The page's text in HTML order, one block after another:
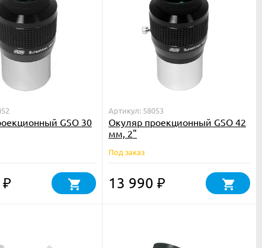
GSO 30
₽
Артикул: 58053
Окуляр проекционный GSO 42
мм, 2"
Под заказ
13 990 ₽